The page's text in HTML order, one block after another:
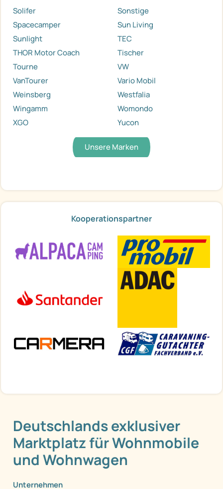
Solifer
Sonstige
Spacecamper
Sun Living
Sunlight
TEC
THOR Motor Coach
Tischer
Tourne
VW
VanTourer
Vario Mobil
Weinsberg
Westfalia
Wingamm
Womondo
XGO
Yucon
Unsere Marken
Kooperationspartner
Deutschlands exklusiver
Marktplatz für Wohnmobile
und Wohnwagen
Unternehmen